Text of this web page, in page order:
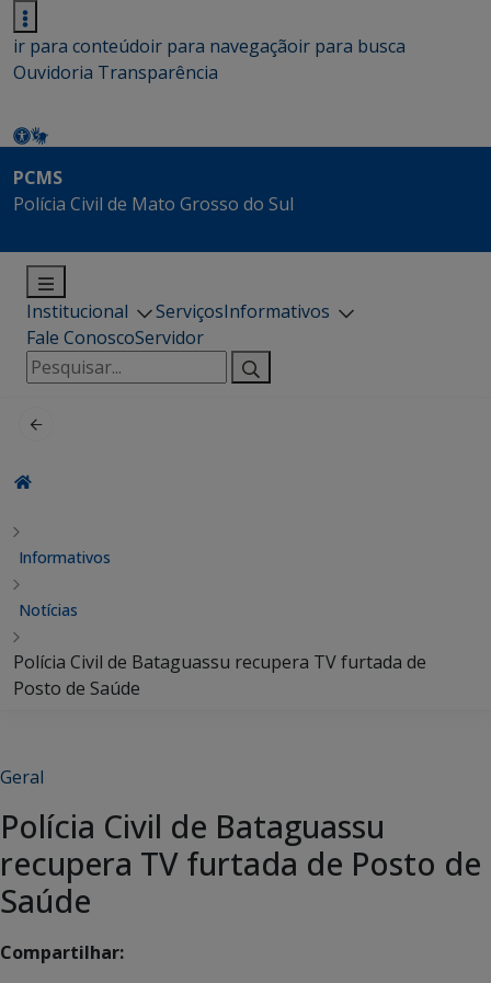
ir para conteúdoir para navegaçãoir para busca
Ouvidoria Transparência
PCMS
Polícia Civil de Mato Grosso do Sul
Institucional ServiçosInformativos
Fale ConoscoServidor
Pesquisar
por:
Informativos
Notícias
Polícia Civil de Bataguassu recupera TV furtada de
Posto de Saúde
Geral
Polícia Civil de Bataguassu
recupera TV furtada de Posto de
Saúde
Compartilhar: